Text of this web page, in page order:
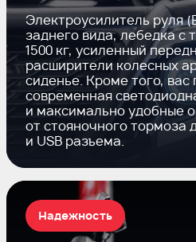
Электроусилитель руля
заднего вида, лебедка с
1500 кг, усиленный
расширители колесных
сиденье. Кроме того, вас
современная
и максимально удобные
от стояночного тормоза
и USB разъема.
Надежность